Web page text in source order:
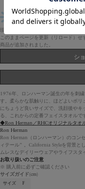
現在、サイトが大変混み合っておりま
このままページを更新（リロード）せ
商品が追加されました。
シ
1976年、ロンハーマン誕生の年を刺
す。柔らかな肌触りに、ほどよいボ
にちょうど良いサイズで、洗顔後や
る、これからの定番フェイスタオルで
◆Ron Herman／RHCオリジナルタオ
Ron Herman
Ron Herman（ロンハーマン）のコン
ィテール” 。California Styleを背景と
ムレスなデイリーウェアやライフスタ
お取り扱いのご注意
※ 購入前に必ずご確認ください
サイズガイド(cm)
サイズ F